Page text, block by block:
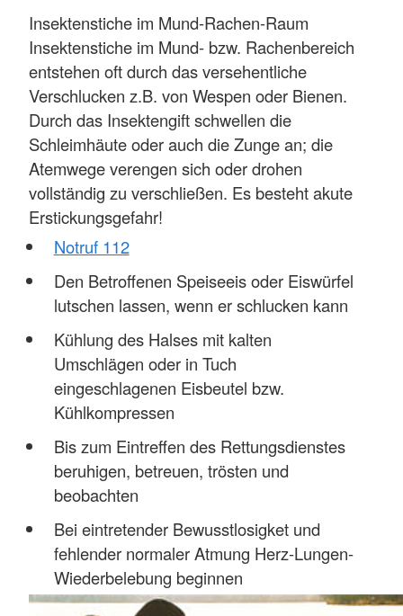
Insektenstiche im Mund-Rachen-Raum
Insektenstiche im Mund- bzw. Rachenbereich
entstehen oft durch das versehentliche
Verschlucken z.B. von Wespen oder Bienen.
Durch das Insektengift schwellen die
Schleimhäute oder auch die Zunge an; die
Atemwege verengen sich oder drohen
vollständig zu verschließen. Es besteht akute
Erstickungsgefahr!
Notruf 112
Den Betroffenen Speiseeis oder Eiswürfel
lutschen lassen, wenn er schlucken kann
Kühlung des Halses mit kalten
Umschlägen oder in Tuch
eingeschlagenen Eisbeutel bzw.
Kühlkompressen
Bis zum Eintreffen des Rettungsdienstes
beruhigen, betreuen, trösten und
beobachten
Bei eintretender Bewusstlosigket und
fehlender normaler Atmung Herz-Lungen-
Wiederbelebung beginnen